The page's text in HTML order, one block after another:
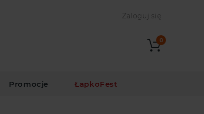
Zaloguj się
0
Promocje ŁapkoFest